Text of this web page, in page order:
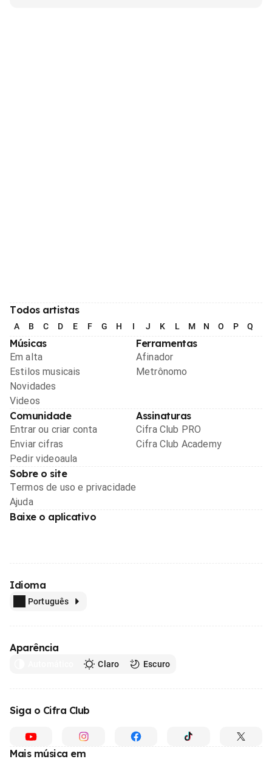
Todos artistas
A B C D E F G H I J K L M N O P Q
Músicas
Em alta
Estilos musicais
Novidades
Videos
Ferramentas
Afinador
Metrônomo
Comunidade
Entrar ou criar conta
Enviar cifras
Pedir videoaula
Assinaturas
Cifra Club PRO
Cifra Club Academy
Sobre o site
Termos de uso e privacidade
Ajuda
Baixe o aplicativo
Idioma
Português
Aparência
Claro Escuro
Siga o Cifra Club
Mais música em